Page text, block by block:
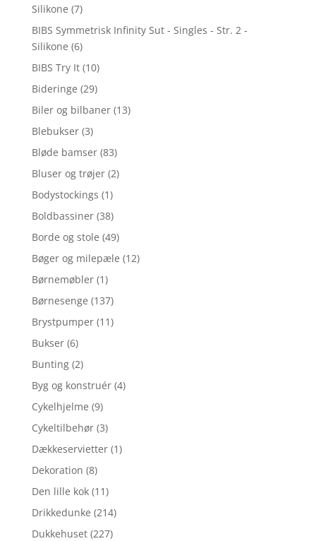
Silikone (7)
BIBS Symmetrisk Infinity Sut - Singles - Str. 2 -
Silikone (6)
BIBS Try It (10)
Bideringe (29)
Biler og bilbaner (13)
Blebukser (3)
Bløde bamser (83)
Bluser og trøjer (2)
Bodystockings (1)
Boldbassiner (38)
Borde og stole (49)
Bøger og milepæle (12)
Børnemøbler (1)
Børnesenge (137)
Brystpumper (11)
Bukser (6)
Bunting (2)
Byg og konstruér (4)
Cykelhjelme (9)
Cykeltilbehør (3)
Dækkeservietter (1)
Dekoration (8)
Den lille kok (11)
Drikkedunke (214)
Dukkehuset (227)